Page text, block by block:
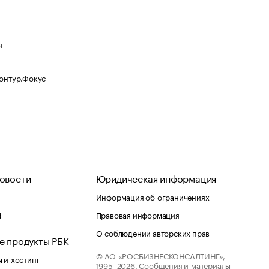
продукты РБК
хостинг
Юридическая информация
Информация об ограничениях
Правовая информация
О соблюдении авторских прав
© АО «РОСБИЗНЕСКОНСАЛТИНГ»,
1995–2026. Сообщения и материалы